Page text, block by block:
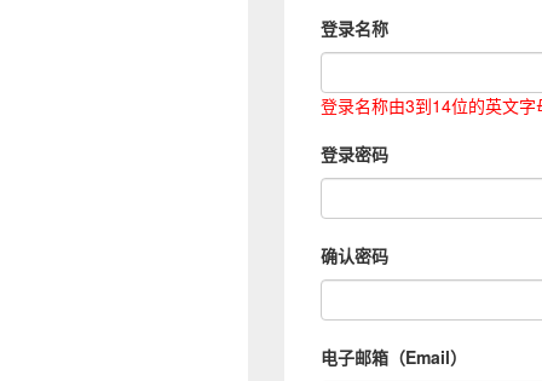
登录名称
登录名称由3到14位的英文
登录密码
确认密码
电子邮箱（Email）